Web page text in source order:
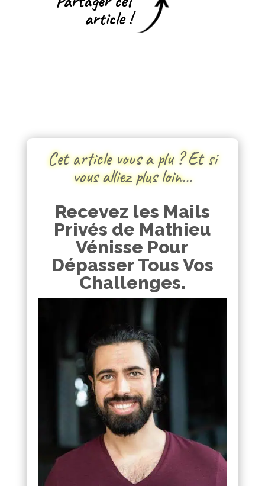
article !
Cet article vous a plu ? Et si
vous alliez plus loin…
Recevez les Mails
Privés de Mathieu
Vénisse Pour
Dépasser Tous Vos
Challenges.